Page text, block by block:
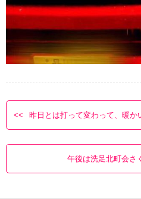
昨日とは打って変わって、暖か
午後は洗足北町会さ